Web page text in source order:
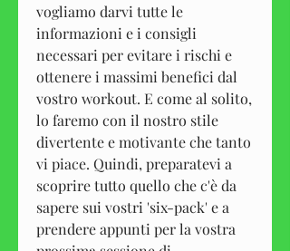
vogliamo darvi tutte le
informazioni e i consigli
necessari per evitare i rischi e
ottenere i massimi benefici dal
vostro workout. E come al solito,
lo faremo con il nostro stile
divertente e motivante che tanto
vi piace. Quindi, preparatevi a
scoprire tutto quello che c'è da
sapere sui vostri 'six-pack' e a
prendere appunti per la vostra